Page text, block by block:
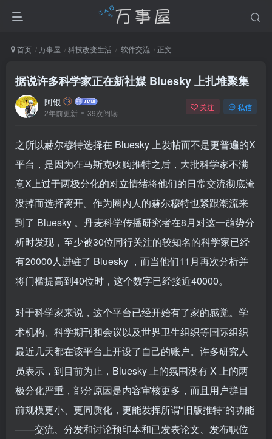
首页 万事屋 科技改变生活 软件交流 正文
据说许多科学家正在新社媒 Bluesky 上扎堆聚集
阿银
2年前更新 39次阅读
关注 私信
之所以赫尔穆特选择在 Bluesky 上发帖而不是更普遍的X
平台，是因为在马斯克收购推特之后，大批科学家不满
意X上过于两极分化的对立情绪将他们的日常交流彻底淹
没掉而选择离开。作为圈内人的赫尔穆特也紧跟潮流来
到了 Bluesky 。丹麦科学传播研究者在8月对这一趋势分
析时发现，至少被30位同行关注的较知名的科学家已经
有20000人进驻了 Bluesky ，而当他们11月再次分析并
将门槛提高到40位时，这个数字已经接近40000。
对于科学家来说，这个平台已经开始有了家的感觉。学
术机构、科学期刊和会议以及世界卫生组织等国际组织
最近几天都在该平台上开设了自己的账户。许多研究人
员表示，到目前为止，Bluesky 上的氛围没有 X 上的两
极分化严重，部分原因是内容审核更多，而且用户群目
前规模更小、更同质化，更能发挥所谓“旧版推特”的功能
——交流、分发和讨论预印本和已发表论文、发布职位